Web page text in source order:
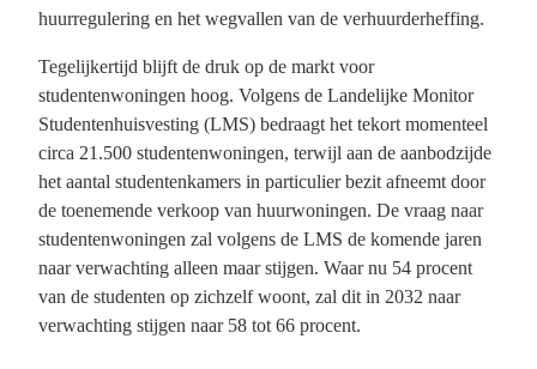
huurregulering en het wegvallen van de verhuurderheffing.
Tegelijkertijd blijft de druk op de markt voor
studentenwoningen hoog. Volgens de Landelijke Monitor
Studentenhuisvesting (LMS) bedraagt het tekort momenteel
circa 21.500 studentenwoningen, terwijl aan de aanbodzijde
het aantal studentenkamers in particulier bezit afneemt door
de toenemende verkoop van huurwoningen. De vraag naar
studentenwoningen zal volgens de LMS de komende jaren
naar verwachting alleen maar stijgen. Waar nu 54 procent
van de studenten op zichzelf woont, zal dit in 2032 naar
verwachting stijgen naar 58 tot 66 procent.